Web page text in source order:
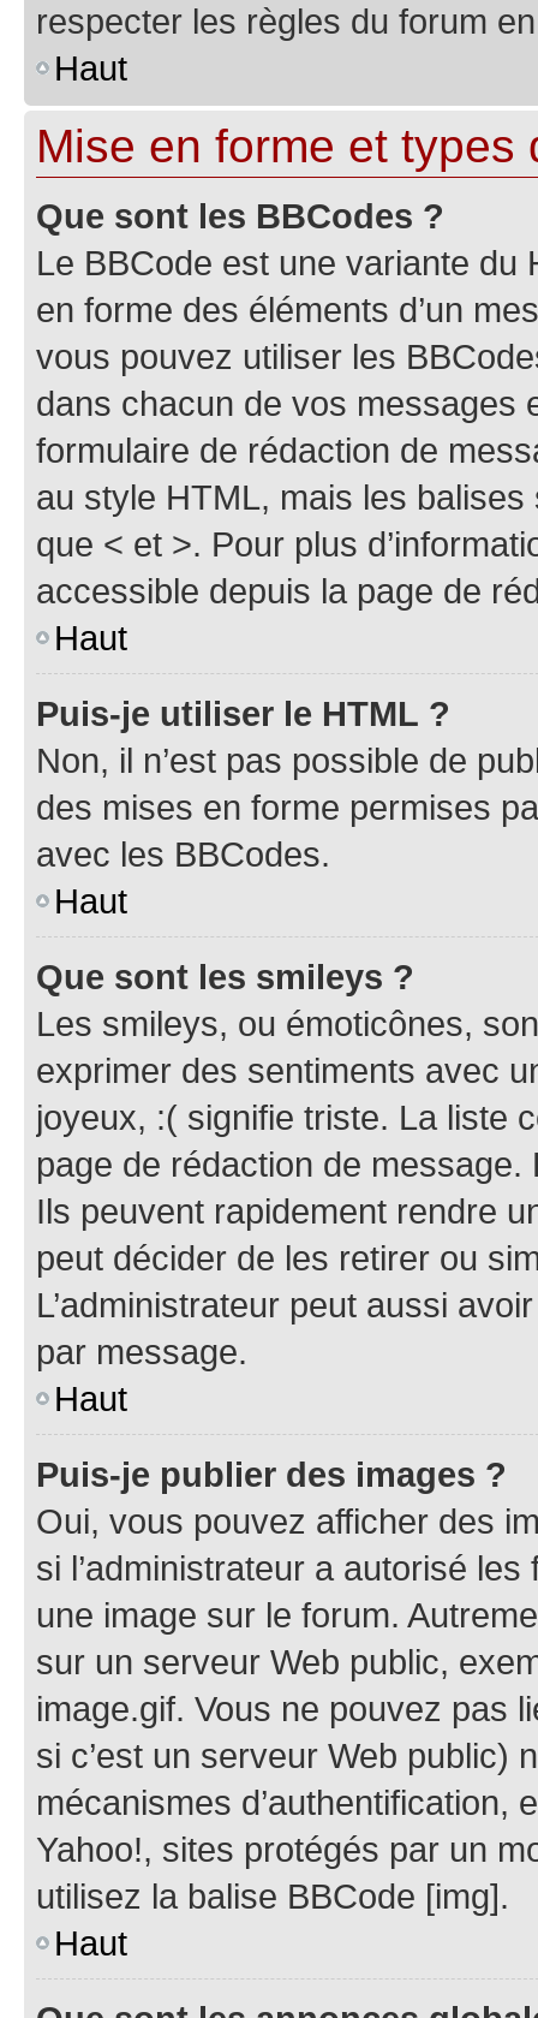
respecter les règles du forum
Haut
Mise en forme et types
Que sont les BBCodes ?
Le BBCode est une variante du
en forme des éléments d’un
vous pouvez utiliser les
dans chacun de vos messages
formulaire de rédaction de
au style HTML, mais les
que < et >. Pour plus
accessible depuis la page de
Haut
Puis-je utiliser le HTML ?
Non, il n’est pas possible de
des mises en forme permises
avec les BBCodes.
Haut
Que sont les smileys ?
Les smileys, ou émoticônes,
exprimer des sentiments avec
joyeux, :( signifie triste. La liste
page de rédaction de
Ils peuvent rapidement rendre
peut décider de les retirer ou
L’administrateur peut aussi
par message.
Haut
Puis-je publier des images ?
Oui, vous pouvez afficher des
si l’administrateur a autorisé
une image sur le forum.
sur un serveur Web public,
image.gif. Vous ne pouvez pas
si c’est un serveur Web public)
mécanismes d’authentification,
Yahoo!, sites protégés par un
utilisez la balise BBCode [img].
Haut